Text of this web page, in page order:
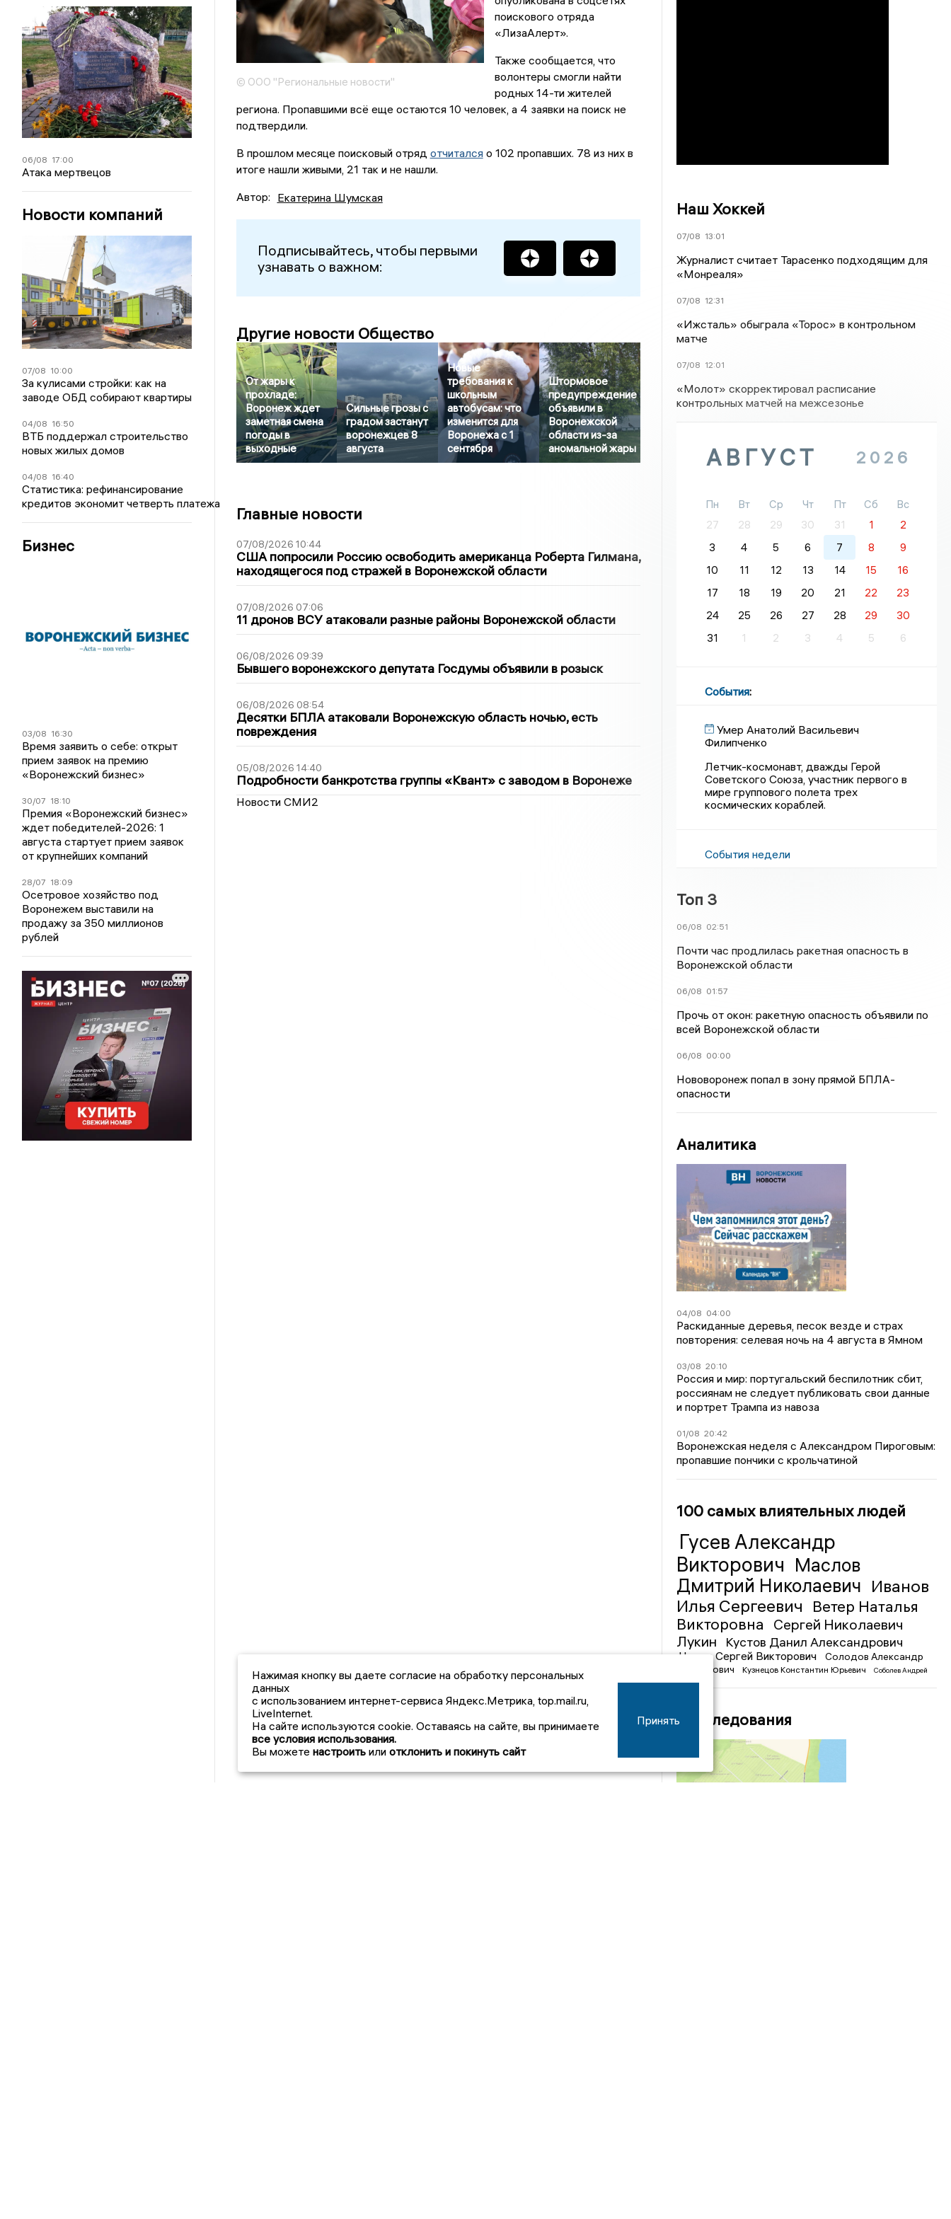
06/08 17:00
Атака мертвецов
Новости компаний
07/08 10:00
За кулисами стройки: как на
заводе ОБД собирают квартиры
04/08 16:50
ВТБ поддержал строительство
новых жилых домов
04/08 16:40
Статистика: рефинансирование
кредитов экономит четверть платежа
Бизнес
03/08 16:30
Время заявить о себе: открыт
прием заявок на премию
«Воронежский бизнес»
30/07 18:10
Премия «Воронежский бизнес»
ждет победителей-2026: 1
августа стартует прием заявок
от крупнейших компаний
28/07 18:09
Осетровое хозяйство под
Воронежем выставили на
продажу за 350 миллионов
рублей
© ООО "Региональные новости"
поискового отряда
«ЛизаАлерт».
Также сообщается, что
волонтеры смогли найти
родных 14-ти жителей
региона. Пропавшими всё еще остаются 10 человек, а 4 заявки на поиск не
подтвердили.
В прошлом месяце поисковый отряд отчиталсяо 102 пропавших. 78 из них в
итоге нашли живыми, 21 так и не нашли.
Автор: Екатерина Шумская
Подписывайтесь, чтобы первыми
узнавать о важном:
Другие новости Общество
От жары к
прохладе:
Воронеж ждет
заметная смена
погоды в
выходные
Сильные грозы с
градом застанут
воронежцев 8
августа
Новые
требования к
школьным
автобусам: что
изменится для
Воронежа с 1
сентября
Штормовое
предупреждение
объявили в
Воронежской
области из-за
аномальной жары
Главные новости
07/08/2026 10:44
США попросили Россию освободить американца Роберта Гилмана,
находящегося под стражей в Воронежской области
07/08/2026 07:06
11 дронов ВСУ атаковали разные районы Воронежской области
06/08/2026 09:39
Бывшего воронежского депутата Госдумы объявили в розыск
06/08/2026 08:54
Десятки БПЛА атаковали Воронежскую область ночью, есть
повреждения
05/08/2026 14:40
Подробности банкротства группы «Квант» с заводом в Воронеже
Новости СМИ2
Наш Хоккей
07/08 13:01
Журналист считает Тарасенко подходящим для
«Монреаля»
07/08 12:31
«Ижсталь» обыграла «Торос» в контрольном
матче
07/08 12:01
«Молот» скорректировал расписание
контрольных матчей на межсезонье
АВГУСТ 2026
Пн Вт Ср Чт Пт Сб
Вс
27
28 29 30 31 1
2
3
4 5 6 7 8
9
10
11 12 13 14 15
16
17
18 19 20 21 22
23
24
25 26 27 28 29
30
31
1 2 3 4 5 6
События:
Умер Анатолий Васильевич
Филипченко
Летчик-космонавт, дважды Герой
Советского Союза, участник первого в
мире группового полета трех
космических кораблей.
События недели
Топ 3
06/08 02:51
Почти час продлилась ракетная опасность в
Воронежской области
06/08 01:57
Прочь от окон: ракетную опасность объявили по
всей Воронежской области
06/08 00:00
Нововоронеж попал в зону прямой БПЛА-
опасности
Аналитика
04/08 04:00
Раскиданные деревья, песок везде и страх
повторения: селевая ночь на 4 августа в Ямном
03/08 20:10
Россия и мир: португальский беспилотник сбит,
россиянам не следует публиковать свои данные
и портрет Трампа из навоза
01/08 20:42
Воронежская неделя с Александром Пироговым:
пропавшие пончики с крольчатиной
100 самых влиятельных людей
Гусев Александр
Викторович Маслов
Дмитрий Николаевич Иванов
Илья Сергеевич
Ветер Наталья
Викторовна
Сергей Николаевич
Лукин
Кустов Данил Александрович
Чижов Сергей Викторович
Солодов Александр
Михайлович
Кузнецов Константин Юрьевич
Соболев Андрей
Иванович
Расследования
Нажимая кнопку вы даете согласие на обработку персональных
данных
с использованием интернет-сервиса Яндекс.Метрика, top.mail.ru,
LiveInternet.
На сайте используются cookie. Оставаясь на сайте, вы принимаете
все условия использования.
Вы можете настроить или отклонить и покинуть сайт
Принять